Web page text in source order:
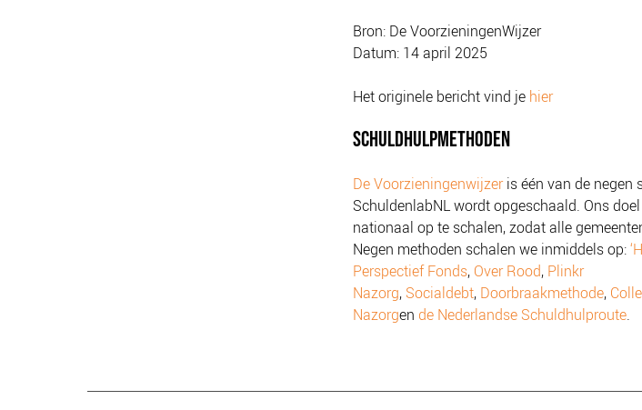
Bron:De VoorzieningenWijzer
Datum: 14 april 2025
Het originele bericht vind je hier
SCHULDHULPMETHODEN
De Voorzieningenwijzeris één van de negen
SchuldenlabNL wordt opgeschaald. Ons
nationaal op te schalen, zodat alle
Negen methoden schalen we inmiddels op:
Perspectief Fonds, Over Rood, Plinkr
Nazorg, Socialdebt, Doorbraakmethode,
Nazorgen de Nederlandse Schuldhulproute.